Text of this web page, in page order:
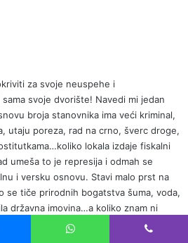
za svoje neuspehe i
svoje dvorište! Navedi mi jedan
broja stanovnika ima veći kriminal,
utaju poreza, rad na crno, šverc droge,
lokala izdaje fiskalni
umeša to je represija i odmah se
i versku osnovu. Stavi malo prst na
se tiče prirodnih bogatstva šuma, voda,
državna imovina…a koliko znam ni
nisu prebačeni u BG. Iz tvojih